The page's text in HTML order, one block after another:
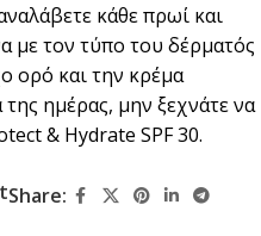
κάθε πρωί και
με τον τύπο του δέρματός
ορό και την κρέμα
ημέρας, μην ξεχνάτε να
& Hydrate SPF 30.
Share: